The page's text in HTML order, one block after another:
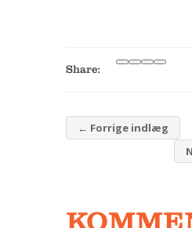
Share:
← Forrige indlæg